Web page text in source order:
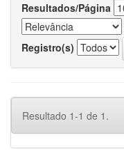
Resultados/Página
Registro(s)
Resultado 1-1 de 1.